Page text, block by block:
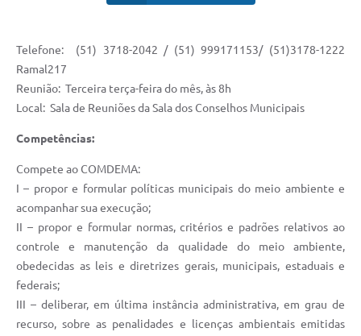
Telefone: (51) 3718-2042 / (51) 999171153/ (51)3178-1222
Ramal217
Reunião: Terceira terça-feira do mês, às 8h
Local: Sala de Reuniões da Sala dos Conselhos Municipais
Competências:
Compete ao COMDEMA:
I – propor e formular políticas municipais do meio ambiente e
acompanhar sua execução;
II – propor e formular normas, critérios e padrões relativos ao
controle e manutenção da qualidade do meio ambiente,
obedecidas as leis e diretrizes gerais, municipais, estaduais e
federais;
III – deliberar, em última instância administrativa, em grau de
recurso, sobre as penalidades e licenças ambientais emitidas